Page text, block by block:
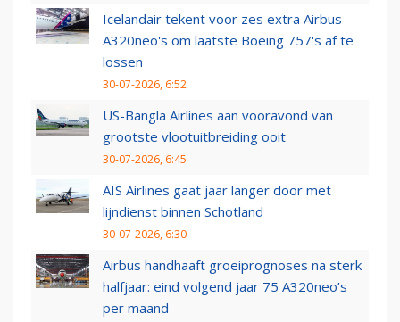
Icelandair tekent voor zes extra Airbus
A320neo's om laatste Boeing 757's af te
lossen
30-07-2026, 6:52
US-Bangla Airlines aan vooravond van
grootste vlootuitbreiding ooit
30-07-2026, 6:45
AIS Airlines gaat jaar langer door met
lijndienst binnen Schotland
30-07-2026, 6:30
Airbus handhaaft groeiprognoses na sterk
halfjaar: eind volgend jaar 75 A320neo’s
per maand